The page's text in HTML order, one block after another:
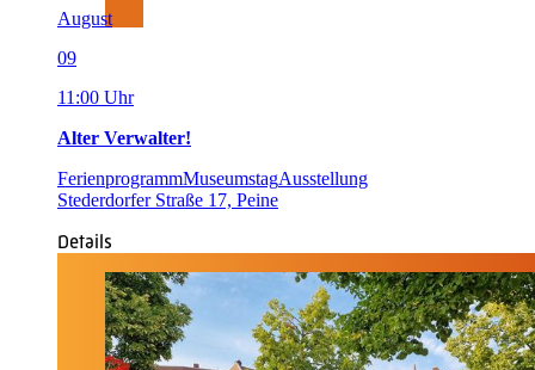
August
09
11:00 Uhr
Alter Verwalter!
FerienprogrammMuseumstagAusstellung
Stederdorfer Straße 17, Peine
Details